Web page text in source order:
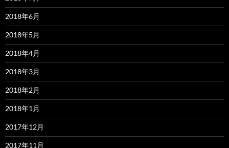
2018年6月
2018年5月
2018年4月
2018年3月
2018年2月
2018年1月
2017年12月
2017年11月